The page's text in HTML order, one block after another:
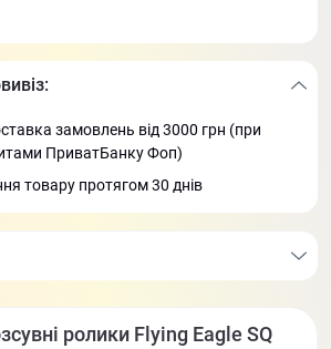
замовлень від 3000 грн (при
ПриватБанку Фоп)
товару протягом 30 днів
ролики Flying Eagle SQ